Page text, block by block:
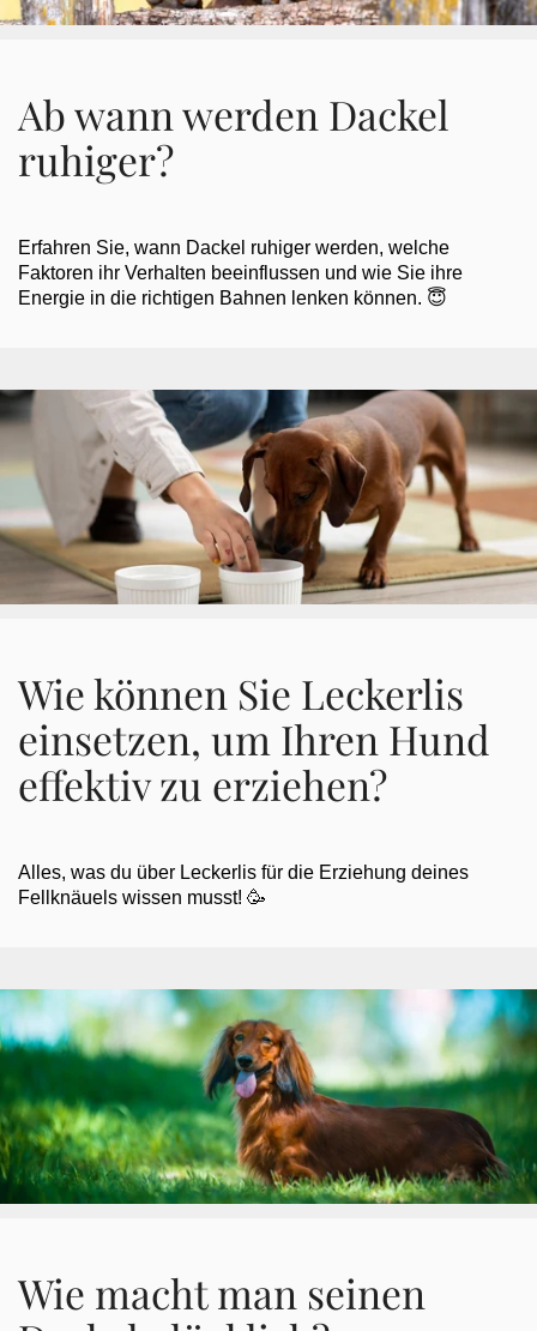
Ab wann werden Dackel
ruhiger?
Erfahren Sie, wann Dackel ruhiger werden, welche
Faktoren ihr Verhalten beeinflussen und wie Sie ihre
Energie in die richtigen Bahnen lenken können. 😇
Wie können Sie Leckerlis
einsetzen, um Ihren Hund
effektiv zu erziehen?
Alles, was du über Leckerlis für die Erziehung deines
Fellknäuels wissen musst! 🥳
Wie macht man seinen